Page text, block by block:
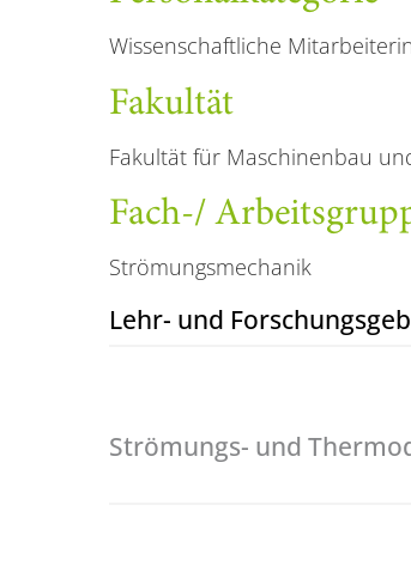
Wissenschaftliche
Fakultät
Fakultät für Maschinenbau
Fach-/
Strömungsmechanik
Lehr- und
Strömungs- und